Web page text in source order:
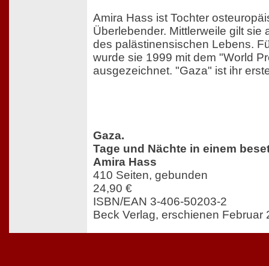
Amira Hass ist Tochter
Überlebender. Mittlerweile gilt sie
des palästinensischen Lebens.
wurde sie 1999 mit dem "World
ausgezeichnet. "Gaza" ist ihr
Gaza.
Tage und Nächte in einem
Amira Hass
410 Seiten, gebunden
24,90 €
ISBN/EAN 3-406-50203-2
Beck Verlag, erschienen Februar